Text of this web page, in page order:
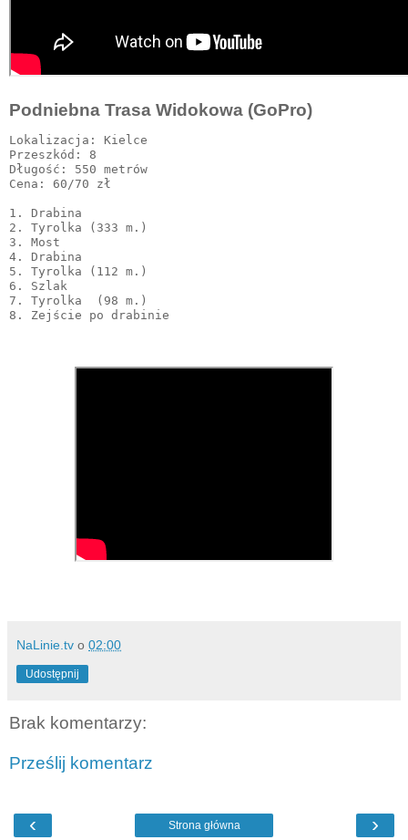
Podniebna Trasa Widokowa (GoPro)
Lokalizacja: Kielce
Przeszkód: 8
Długość: 550 metrów
Cena: 60/70 zł
1. Drabina
2. Tyrolka (333 m.)
3. Most
4. Drabina
5. Tyrolka (112 m.)
6. Szlak
7. Tyrolka  (98 m.)
8. Zejście po drabinie
NaLinie.tv o 02:00
Udostępnij
Brak komentarzy:
Prześlij komentarz
‹ ›
Strona główna